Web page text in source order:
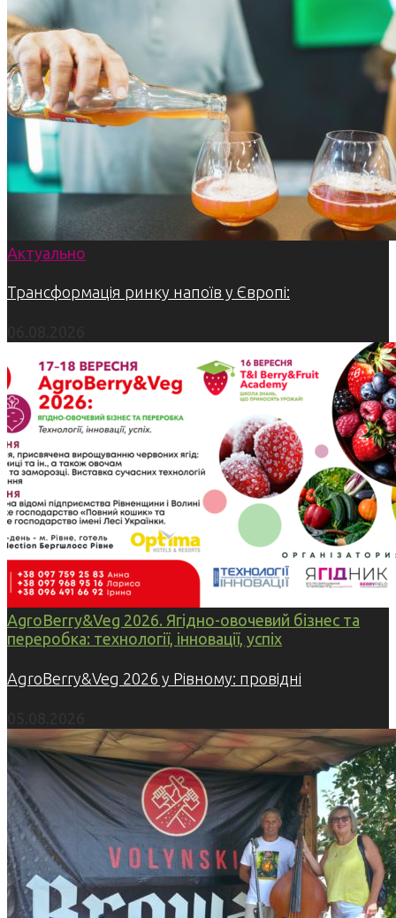
Актуально
Трансформація ринку напоїв у Європі:
AgroBerry&Veg 2026. Ягідно-овочевий бізнес та
переробка: технології, інновації, успіх
AgroBerry&Veg 2026 у Рівному: провідні